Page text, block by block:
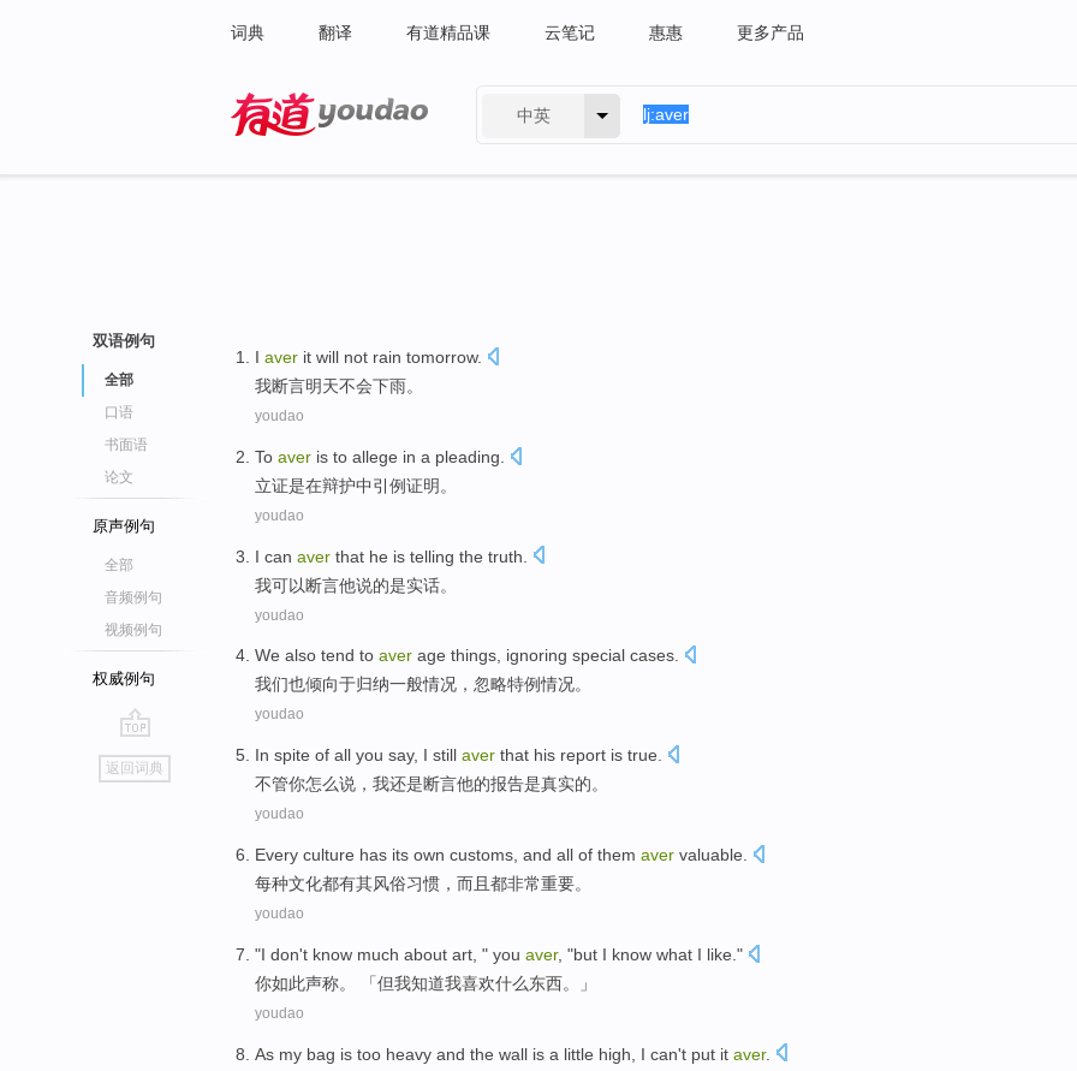
词典 翻译 有道精品课 云笔记 惠惠 更多产品
中英
双语例句
全部
口语
书面语
论文
原声例句
全部
音频例句
视频例句
权威例句
go
top
返回词典
I aver it will not rain tomorrow.
我断言明天不会下雨。
youdao
To aver is to allege in a pleading
立证是在辩护中引例证明 。
youdao
I can aver that he is telling the truth
我可以断言他说的是实话。
youdao
We also tend to aver age things, ignoring special cases.
我们也倾向于归纳一般情况 ， 忽略特例情况。
youdao
In spite of all you say, I still aver that his report is true
不管你怎么说 ， 我还是断言他的报告是真实的。
youdao
Every culture has its own customs and all of them aver valuable
每种文化都有其风俗习惯 ， 而且 都非常重要。
youdao
"I don't know much about art, " you aver, "but I know what I like ."
你如此声称。 「但我知道我喜欢什么东西。」
youdao
As my bag is too heavy and the wall is a little high I can't put it aver.